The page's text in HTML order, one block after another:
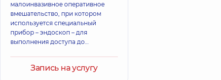
малоинвазивное оперативное
вмешательство, при котором
используется специальный
прибор – эндоскоп – для
выполнения доступа до
Запись на услугу